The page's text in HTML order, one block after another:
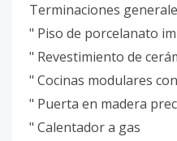
Terminaciones
" Piso de porcelanato
" Revestimiento de
" Cocinas modulares
" Puerta en madera
" Calentador a gas